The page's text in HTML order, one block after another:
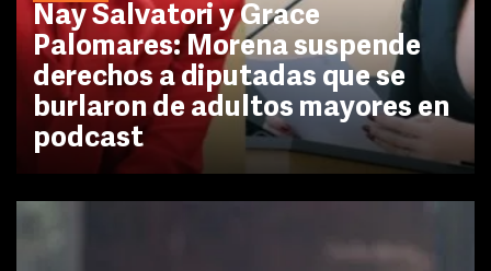
Nay Salvatori y Grace
Palomares: Morena suspende
derechos a diputadas que se
burlaron de adultos mayores en
podcast